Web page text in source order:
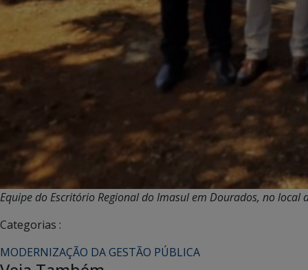
Equipe do Escritório Regional do Imasul em Dourados, no local
Categorias :
MODERNIZAÇÃO DA GESTÃO PÚBLICA